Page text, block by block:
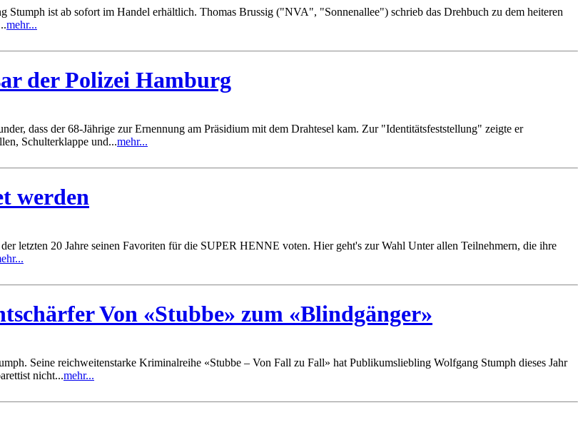
Stumph ist ab sofort im Handel erhältlich. Thomas Brussig ("NVA", "Sonnenallee") schrieb das Drehbuch zu dem heiteren
mehr...
der Polizei Hamburg
dass der 68-Jährige zur Ernennung am Präsidium mit dem Drahtesel kam. Zur "Identitätsfeststellung" zeigte er
Schulterklappe und...mehr...
werden
letzten 20 Jahre seinen Favoriten für die SUPER HENNE voten. Hier geht's zur Wahl Unter allen Teilnehmern, die ihre
Von «Stubbe» zum «Blindgänger»
Seine reichweitenstarke Kriminalreihe «Stubbe – Von Fall zu Fall» hat Publikumsliebling Wolfgang Stumph dieses Jahr
nicht...mehr...